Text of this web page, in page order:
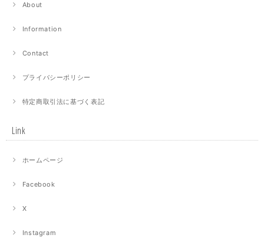
About
Information
Contact
プライバシーポリシー
特定商取引法に基づく表記
Link
ホームページ
Facebook
X
Instagram